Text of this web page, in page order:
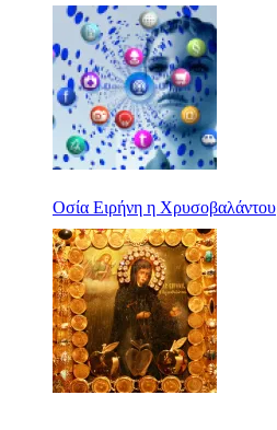
Οσία Ειρήνη η Χρυσοβαλάντου